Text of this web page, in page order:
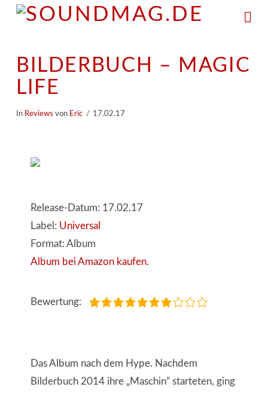
BILDERBUCH – MAGIC
LIFE
In Reviews von Eric 17.02.17
Release-Datum: 17.02.17
Label: Universal
Format: Album
Album bei Amazon kaufen.
Bewertung:
Das Album nach dem Hype. Nachdem
Bilderbuch 2014 ihre „Maschin“ starteten, ging